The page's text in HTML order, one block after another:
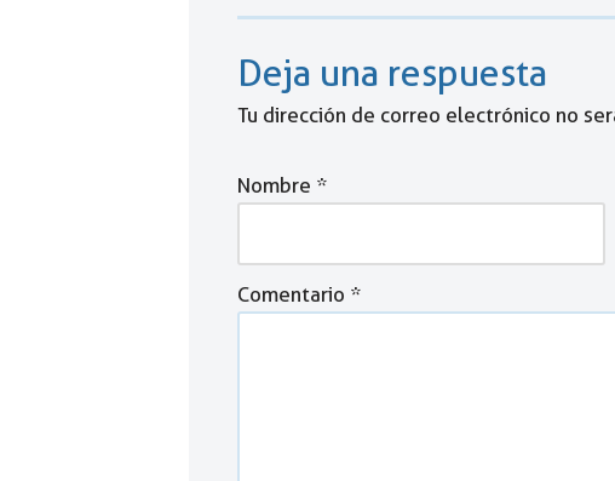
Deja una respuesta
Tu dirección de correo electrónico no
Nombre *
Comentario *